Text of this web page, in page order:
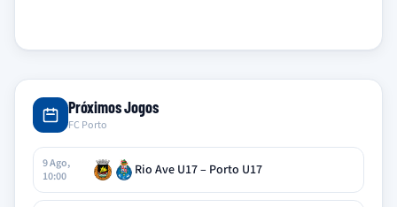
Próximos Jogos
FC Porto
9 Ago,
10:00
Rio Ave U17 – Porto U17